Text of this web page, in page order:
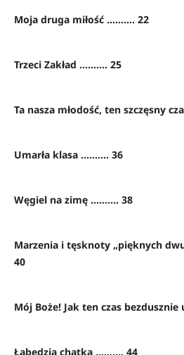
Moja druga miłość .......... 22
Trzeci Zakład .......... 25
Ta nasza młodość, ten szczęsny
Umarła klasa .......... 36
Węgiel na zimę .......... 38
Marzenia i tęsknoty „pięknych
40
Mój Boże! Jak ten czas bezdusznie
Łabędzia chatka .......... 44